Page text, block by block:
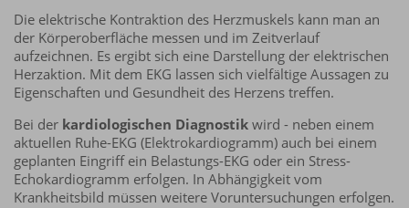
Die elektrische Kontraktion des Herzmuskels kann man an
der Körperoberfläche messen und im Zeitverlauf
aufzeichnen. Es ergibt sich eine Darstellung der elektrischen
Herzaktion. Mit dem EKG lassen sich vielfältige Aussagen zu
Eigenschaften und Gesundheit des Herzens treffen.
Bei der kardiologischen Diagnostik wird - neben einem
aktuellen Ruhe-EKG (Elektrokardiogramm) auch bei einem
geplanten Eingriff ein Belastungs-EKG oder ein Stress-
Echokardiogramm erfolgen. In Abhängigkeit vom
Krankheitsbild müssen weitere Voruntersuchungen erfolgen.